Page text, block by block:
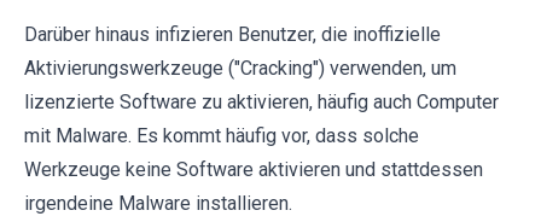
Darüber hinaus infizieren Benutzer, die inoffizielle
Aktivierungswerkzeuge ("Cracking") verwenden, um
lizenzierte Software zu aktivieren, häufig auch Computer
mit Malware. Es kommt häufig vor, dass solche
Werkzeuge keine Software aktivieren und stattdessen
irgendeine Malware installieren.